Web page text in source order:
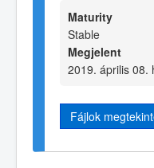
Maturity
Stable
Megjelent
2019. április 08.
Fájlok